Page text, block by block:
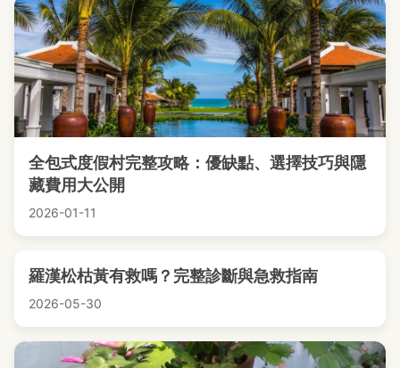
全包式度假村完整攻略：優缺點、選擇技巧與隱
藏費用大公開
2026-01-11
羅漢松枯黃有救嗎？完整診斷與急救指南
2026-05-30